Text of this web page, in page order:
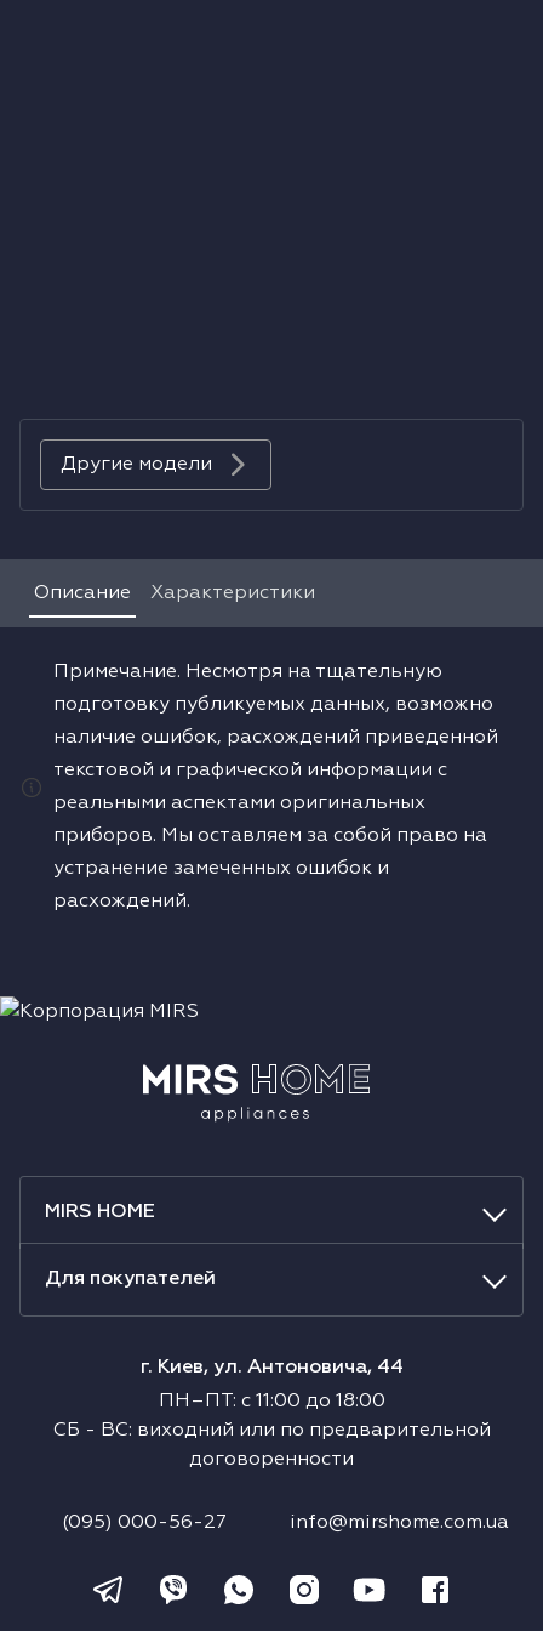
Аксессуары к крупной бытовой технике
Водонагреватели
Другие модели
Описание Характеристики
Примечание. Несмотря на тщательную
подготовку публикуемых данных, возможно
наличие ошибок, расхождений приведенной
текстовой и графической информации с
реальными аспектами оригинальных
приборов. Мы оставляем за собой право на
устранение замеченных ошибок и
расхождений.
MIRS HOME
Для покупателей
г. Киев, ул. Антоновича, 44
ПН–ПТ : с11:00 до 18:00
СБ - ВС: виходний или по предварительной
договоренности
info@mirshome.com.ua
(095) 000-56-27